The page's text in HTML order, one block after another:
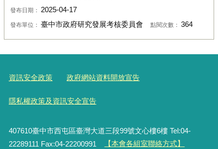
發布日期： 2025-04-17
發布單位： 臺中市政府研究發展考核委員會 點閱次數： 364
資訊安全政策 政府網站資料開放宣告
隱私權政策及資訊安全宣告
407610臺中市西屯區臺灣大道三段99號文心樓6樓 Tel:04-
22289111 Fax:04-22200991
【本會各組室聯絡方式】